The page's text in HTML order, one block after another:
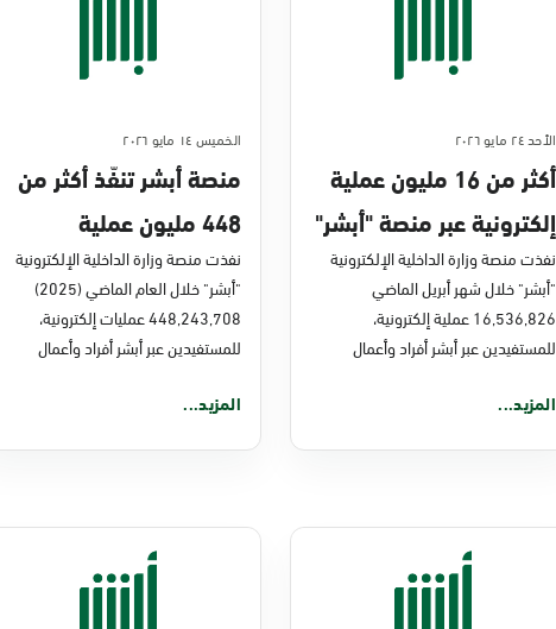
الأحد ٢٤ مايو ٢٠٢٦
أكثر من 16 مليون عملية
إلكترونية عبر منصة "أبشر"
في أبريل 2026م
نفذت منصة وزارة الداخلية الإلكترونية
"أبشر" خلال شهر أبريل الماضي
16,536,826 عملية إلكترونية،
للمستفيدين عبر أبشر أفراد وأعمال
المزيد...
الخميس ١٤ مايو ٢٠٢٦
منصة أبشر تنفّذ أكثر من
448 مليون عملية
إلكترونية في 2025م
نفذت منصة وزارة الداخلية الإلكترونية
"أبشر" خلال العام الماضي (2025)
448,243,708 عمليات إلكترونية،
للمستفيدين عبر أبشر أفراد وأعمال
المزيد...